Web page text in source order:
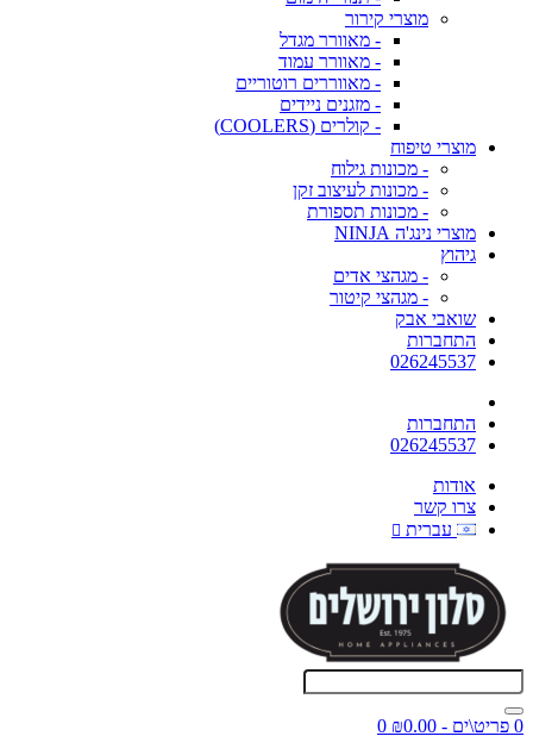
מוצרי קירור
- מאוורר מגדל
- מאוורר עמוד
- מאווררים רוטוריים
- מזגנים ניידים
- קולרים (COOLERS)
מוצרי טיפוח
- מכונות גילוח
- מכונות לעיצוב זקן
- מכונות תספורת
מוצרי נינג'ה NINJA
גיהוץ
- מגהצי אדים
- מגהצי קיטור
שואבי אבק
התחברות
026245537
התחברות
026245537
אודות
צרו קשר
עברית
0 פריט\ים - ₪0.00
0